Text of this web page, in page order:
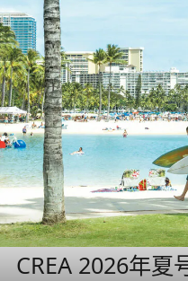
CREA 2026年夏